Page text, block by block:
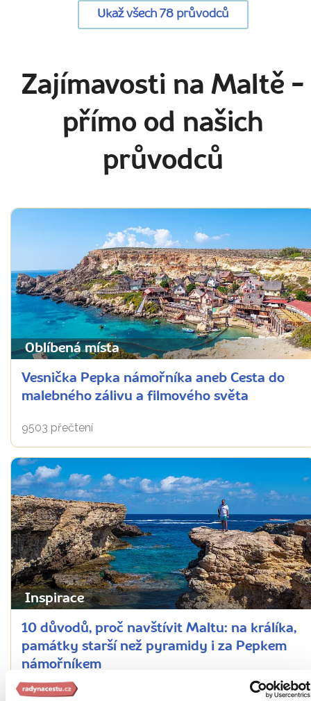
Ukaž všech 78 průvodců
Zajímavosti na Maltě -
přímo od našich
průvodců
Oblíbená místa
Vesnička Pepka námořníka aneb Cesta do
malebného zálivu a filmového světa
9503 přečtení
Inspirace
10 důvodů, proč navštívit Maltu: na králíka,
památky starší než pyramidy i za Pepkem
námořníkem
16670 přečtení